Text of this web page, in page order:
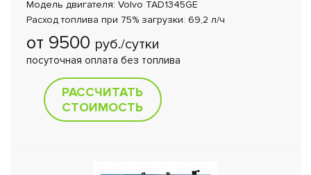
Модель двигателя: Volvo TAD1345GE
Расход топлива при 75% загрузки: 69,2 л/ч
от 9500 руб./сутки
посуточная оплата без топлива
РАССЧИТАТЬ
СТОИМОСТЬ